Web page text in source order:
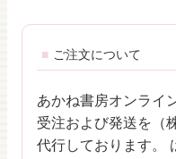
ご注文について
あかね書房オンライ
受注および発送を（
代行しております。